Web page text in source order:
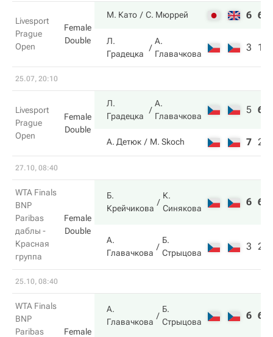
Livesport
Prague
Open
Female
Double
М. Като С. Мюррей 6 6
Л.
Градецка
А.
Главачкова
3 1
25.07, 20:10
Livesport
Prague
Open
Female
Double
Л.
Градецка
А.
Главачкова
5 6
А. Детюк M. Skoch 7 2
27.10, 08:40
WTA Finals
BNP
Paribas
даблы -
Красная
группа
Female
Double
Б.
Крейчикова
К.
Синякова
6 6
А.
Главачкова
Б.
Стрыцова
3 2
25.10, 08:40
WTA Finals
BNP
Paribas
Female
А.
Главачкова
Б.
Стрыцова
6 6